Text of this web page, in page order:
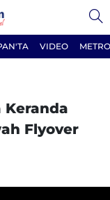
VIDEO
Keranda
Flyover